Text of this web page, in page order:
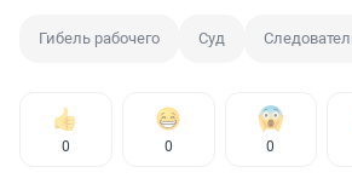
Гибель рабочего Суд
0 0 0